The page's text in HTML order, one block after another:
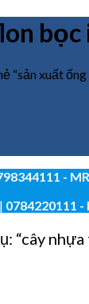
bọc
“sản xuất
-
| 0784220111 -
“cây